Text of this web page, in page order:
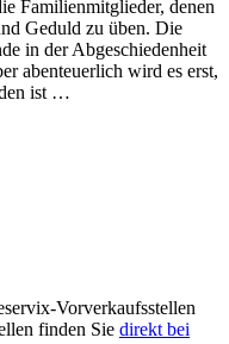
Familienmitglieder, denen
Geduld zu üben. Die
in der Abgeschiedenheit
abenteuerlich wird es erst,
ist …
Vorverkaufsstellen
finden Sie direkt bei